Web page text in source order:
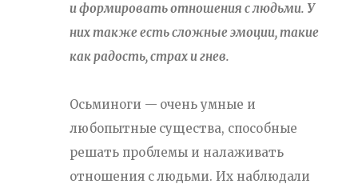
и формировать отношения с людьми. У
них также есть сложные эмоции, такие
как радость, страх и гнев.
Осьминоги — очень умные и
любопытные существа, способные
решать проблемы и налаживать
отношения с людьми. Их наблюдали